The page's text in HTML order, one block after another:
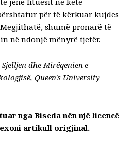
për të kërkuar kujdes
shumë pronarë të
në ndonjë mënyrë tjetër.
dhe Mirëqenien e
Queen's University
ngaBisedanën një licencë
artikull origjinal.